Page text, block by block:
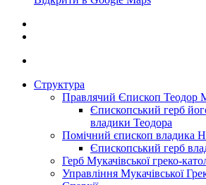
Структура
Правлячий Єпископ Теодор
Єпископський герб
владики Теодора
Помічний єпископ владика
Єпископський герб
Герб Мукачівської греко-
Управління Мукачівської